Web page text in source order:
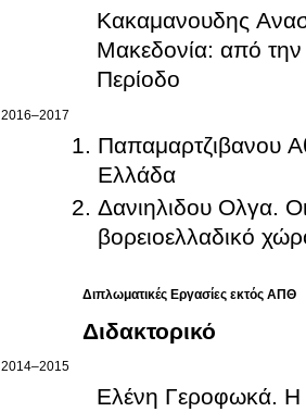
Κακαμανουδης
Μακεδονία: από
Περίοδο
2016–2017
Παπαμαρτζιβανου
Ελλάδα
Δανιηλιδου Ολγα.
βορειοελλαδικό
Διπλωματικές Εργασίες εκτός ΑΠΘ
Διδακτορικό
2014–2015
Ελένη Γεροφωκά. Η